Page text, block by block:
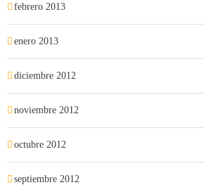
febrero 2013
enero 2013
diciembre 2012
noviembre 2012
octubre 2012
septiembre 2012